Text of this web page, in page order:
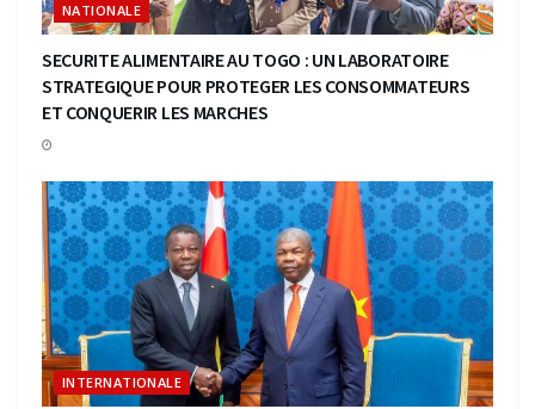
NATIONALE
SECURITE ALIMENTAIRE AU TOGO : UN LABORATOIRE
STRATEGIQUE POUR PROTEGER LES CONSOMMATEURS
ET CONQUERIR LES MARCHES
INTERNATIONALE